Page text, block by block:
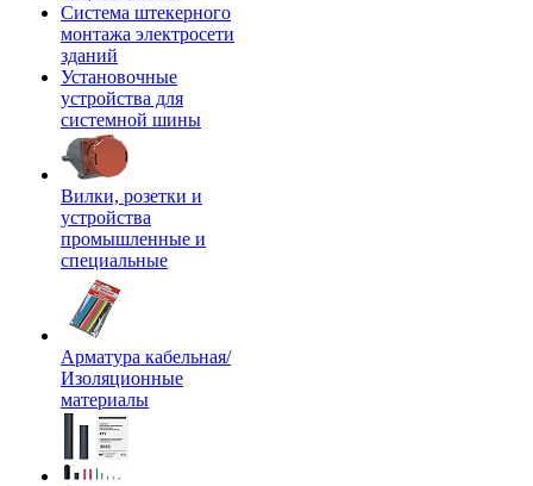
Система штекерного
монтажа электросети
зданий
Установочные
устройства для
системной шины
Вилки, розетки и
устройства
промышленные и
специальные
Арматура кабельная/
Изоляционные
материалы